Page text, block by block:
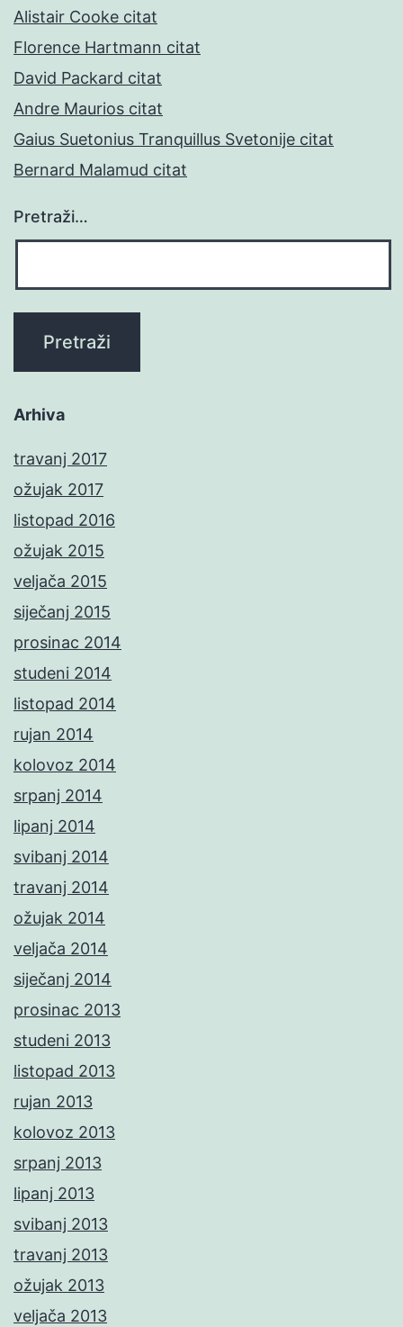
Alistair Cooke citat
Florence Hartmann citat
David Packard citat
Andre Maurios citat
Gaius Suetonius Tranquillus Svetonije citat
Bernard Malamud citat
Pretraži…
Arhiva
travanj 2017
ožujak 2017
listopad 2016
ožujak 2015
veljača 2015
siječanj 2015
prosinac 2014
studeni 2014
listopad 2014
rujan 2014
kolovoz 2014
srpanj 2014
lipanj 2014
svibanj 2014
travanj 2014
ožujak 2014
veljača 2014
siječanj 2014
prosinac 2013
studeni 2013
listopad 2013
rujan 2013
kolovoz 2013
srpanj 2013
lipanj 2013
svibanj 2013
travanj 2013
ožujak 2013
veljača 2013